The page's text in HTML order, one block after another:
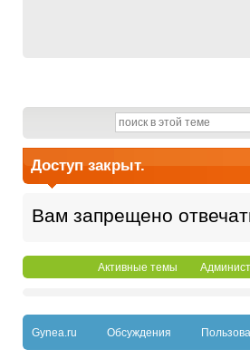
Доступ закрыт.
Вам запрещено
Активные темы
Gynea.ru Обсуждения